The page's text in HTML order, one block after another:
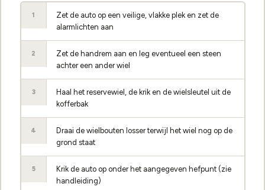
1
Zet de auto op een veilige, vlakke plek en zet de
alarmlichten aan
2
Zet de handrem aan en leg eventueel een steen
achter een ander wiel
3
Haal het reservewiel, de krik en de wielsleutel uit de
kofferbak
4
Draai de wielbouten losser terwijl het wiel nog op de
grond staat
5
Krik de auto op onder het aangegeven hefpunt (zie
handleiding)